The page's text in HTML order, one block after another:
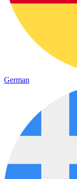
German